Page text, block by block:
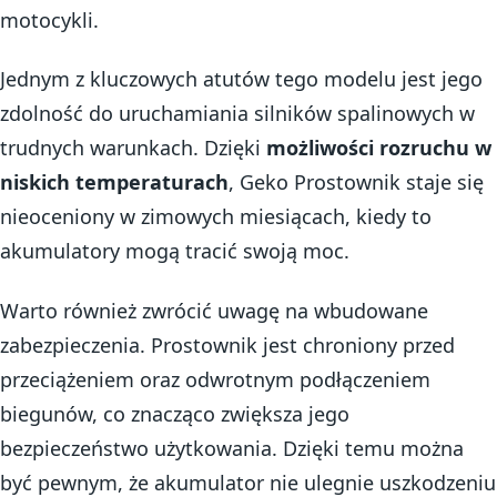
motocykli.
Jednym z kluczowych atutów tego modelu jest jego
zdolność do uruchamiania silników spalinowych w
trudnych warunkach. Dzięki możliwości rozruchu w
niskich temperaturach, Geko Prostownik staje się
nieoceniony w zimowych miesiącach, kiedy to
akumulatory mogą tracić swoją moc.
Warto również zwrócić uwagę na wbudowane
zabezpieczenia. Prostownik jest chroniony przed
przeciążeniem oraz odwrotnym podłączeniem
biegunów, co znacząco zwiększa jego
bezpieczeństwo użytkowania. Dzięki temu można
być pewnym, że akumulator nie ulegnie uszkodzeniu